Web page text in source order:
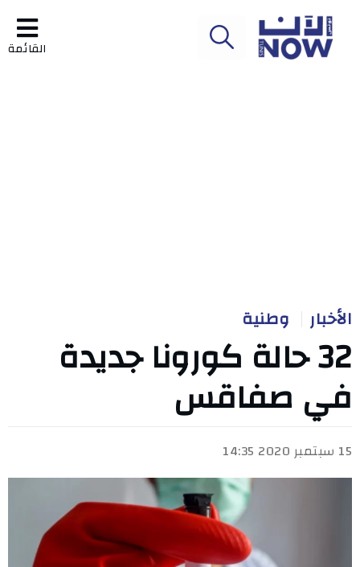
القائمة
الأخبار وطنية
32 حالة كورونا جديدة
في صفاقس
15 سبتمبر 2020 14:35